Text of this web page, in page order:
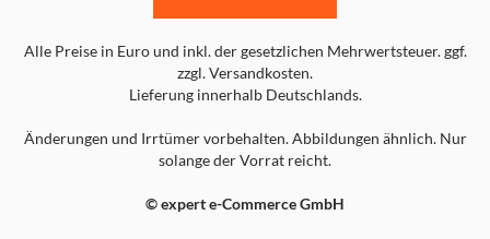
Alle Preise in Euro und inkl. der gesetzlichen Mehrwertsteuer. ggf.
zzgl. Versandkosten.
Lieferung innerhalb Deutschlands.
Änderungen und Irrtümer vorbehalten. Abbildungen ähnlich. Nur
solange der Vorrat reicht.
© expert e-Commerce GmbH